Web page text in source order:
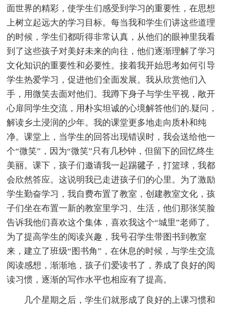
面世界的精彩，使学生们感受到学习的重要性，在思想
上树立起远大的学习目标。每当我和学生们讲这些道理
的时候，学生们都听得非常认真，从他们的眼神里我看
到了这些孩子对美好未来的向往，他们逐渐理解了学习
文化知识的重要性和必要性。接着我开始思考如何引导
学生热爱学习，促进他们全面发展。我从欣赏他们入
手，用微笑去面对他们。我蹲下身子与学生平视，敞开
心扉同学生交流，用朴实坦诚的心境解答他们的.疑问，
解读乡土浸润的少年。我的课堂更多地走向质朴和纯
净。课堂上，当学生的回答出现错误时，我会送给他一
个“微笑”，因为“微笑”只有几秒钟，但留下的回忆终生
美丽。课下，孩子们邀请我一起踢毽子，打篮球，我都
会欣然答应。这说明我已走进孩子们的心里。为了激励
学生勤奋学习，我自费布置了教室，创建教室文化，孩
子们坐在布置一新的教室里学习、生活，他们那张笑脸
告诉我他们喜欢这个集体，喜欢我这个“城里”老师了。
为了提高学生的阅读兴趣，我号召学生带图书到教室
来，建立了班级“图书角”，在休息的时候，与学生交流
阅读感想，渐渐地，孩子们爱读书了，养成了良好的阅
读习惯，逐渐的写作水平也相应有了提高。
几个星期之后，学生们就形成了良好的上课习惯和